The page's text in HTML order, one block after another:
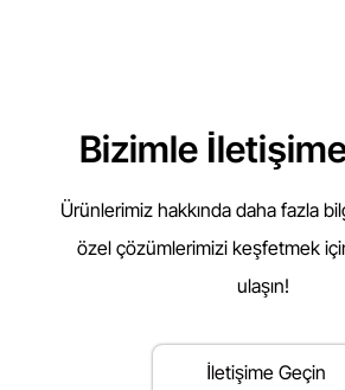
Bizimle
Ürünlerimiz hakkında daha fazla
özel çözümlerimizi keşfetmek
ulaşın!
İletişime Geçin